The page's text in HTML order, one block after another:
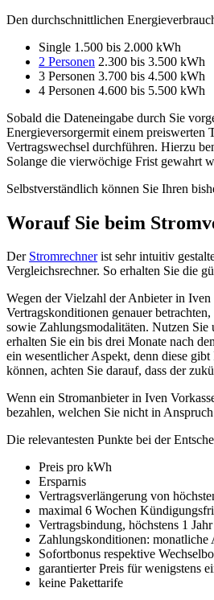
Den durchschnittlichen
Single 1.500 bis 2.000 kWh
2 Personen 2.300 bis 3.500 kWh
3 Personen 3.700 bis 4.500 kWh
4 Personen 4.600 bis 5.500 kWh
Sobald die Dateneingabe durch Sie
Energieversorgermit einem preiswerten
Vertragswechsel durchführen. Hierzu
Solange die vierwöchige Frist gewahrt
Selbstverständlich können Sie Ihren
Worauf Sie beim
Der Stromrechnerist sehr intuitiv
Vergleichsrechner. So erhalten Sie die
Wegen der Vielzahl der Anbieter in
Vertragskonditionen genauer
sowie Zahlungsmodalitäten. Nutzen Sie
erhalten Sie ein bis drei Monate nach
ein wesentlicher Aspekt, denn diese
können, achten Sie darauf, dass der
Wenn ein Stromanbieter in Iven
bezahlen, welchen Sie nicht in
Die relevantesten Punkte bei der
Preis pro kWh
Ersparnis
Vertragsverlängerung von
maximal 6 Wochen
Vertragsbindung, höchstens 1 Jahr
Zahlungskonditionen: monatliche
Sofortbonus respektive
garantierter Preis für wenigstens
keine Pakettarife